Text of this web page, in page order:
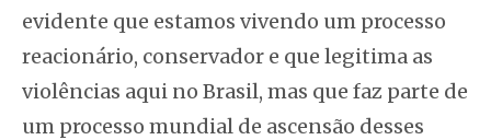
evidente que estamos vivendo um processo
reacionário, conservador e que legitima as
violências aqui no Brasil, mas que faz parte de
um processo mundial de ascensão desses